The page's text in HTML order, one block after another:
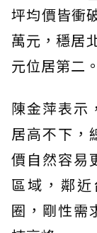
坪均價皆衝
萬元，穩居
元位居第二。
陳金萍表示
居高不下，
價自然容易
區域，鄰
圈，剛性需